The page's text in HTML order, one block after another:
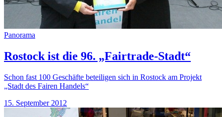
Panorama
Rostock ist die 96. „Fairtrade-Stadt“
Schon fast 100 Geschäfte beteiligen sich in Rostock am Projekt
„Stadt des Fairen Handels“
15. September 2012